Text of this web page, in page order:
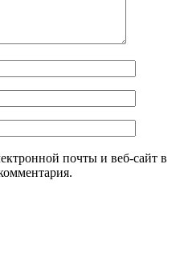
почты и веб-сайт в